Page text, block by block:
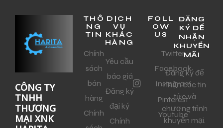
CÔNG TY
TNHH
THƯƠNG
MẠI XNK
THÔ
NG
TIN
Chính
sách
bán
hàng
Chính
DỊCH
VỤ
KHÁC
HÀNG
Yêu cầu
báo giá
Đăng ký
đại ký
Chính
FOLL
OW
US
Twitter
Facebook
Instagram
Pinterest
Youtube
ĐĂNG
KÝ ĐỂ
NHẬN
KHUYẾN
MÃI
Đăng ký để
nhận các tin
tức và
chương trình
khuyến mại.